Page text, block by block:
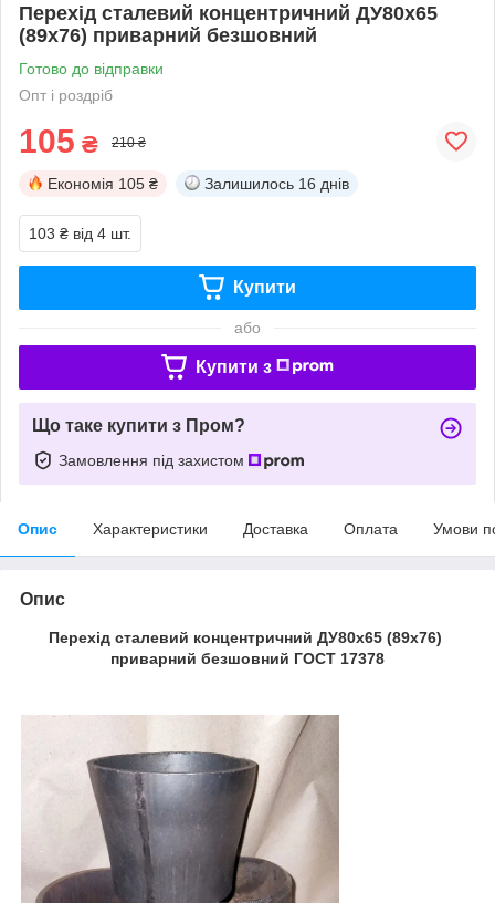
Перехід сталевий концентричний ДУ80x65
(89х76) приварний безшовний
Готово до відправки
Опт і роздріб
105 ₴ 210 ₴
Економія 105 ₴ Залишилось 16 днів
103 ₴ від 4 шт.
Купити
або
Купити з
Що таке купити з Пром?
Замовлення під захистом
Опис Характеристики Доставка Оплата Умови
Опис
Перехід сталевий концентричний ДУ80x65 (89х76)
приварний безшовний ГОСТ 17378